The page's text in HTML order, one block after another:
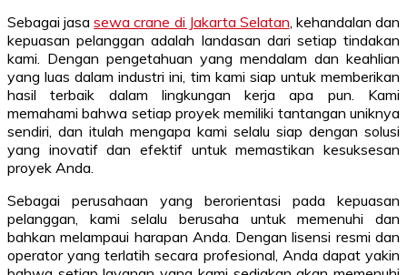
Sebagai jasasewa crane di Jakarta Selatan, kehandalan dan
kepuasan pelanggan adalah landasan dari setiap tindakan
kami. Dengan pengetahuan yang mendalam dan keahlian
yang luas dalam industri ini, tim kami siap untuk memberikan
hasil terbaik dalam lingkungan kerja apa pun. Kami
memahami bahwa setiap proyek memiliki tantangan uniknya
sendiri, dan itulah mengapa kami selalu siap dengan solusi
yang inovatif dan efektif untuk memastikan kesuksesan
proyek Anda.
Sebagai perusahaan yang berorientasi pada kepuasan
pelanggan, kami selalu berusaha untuk memenuhi dan
bahkan melampaui harapan Anda. Dengan lisensi resmi dan
operator yang terlatih secara profesional, Anda dapat yakin